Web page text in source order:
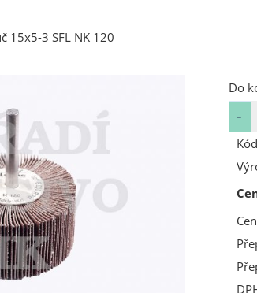
15x5-3 SFL NK 120
Do